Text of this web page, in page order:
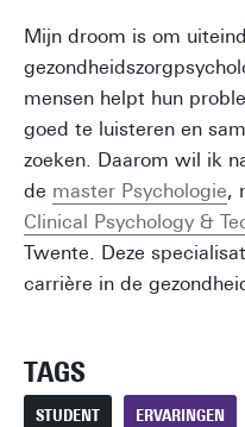
Mijn droom is om
mensen helpt hun
goed te luisteren en
zoeken. Daarom wil ik
de master Psychologie,
Clinical Psychology &
Twente. Deze
carrière in de
TAGS
STUDENT ERVARINGEN